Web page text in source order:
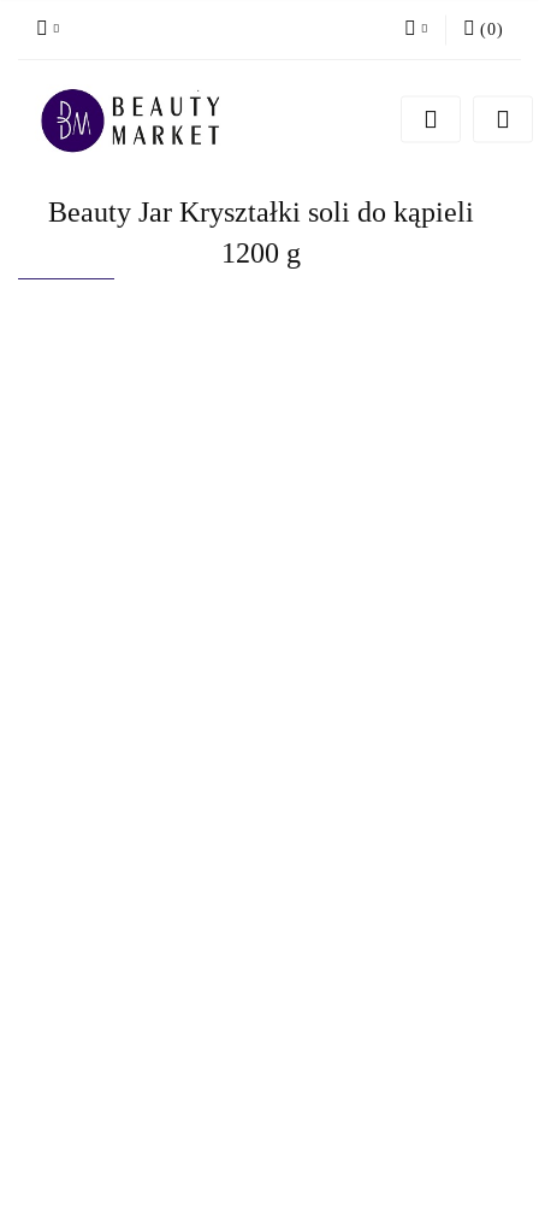
Zarejestruj się
(0)
Beauty Jar Kryształki soli do kąpieli
1200 g